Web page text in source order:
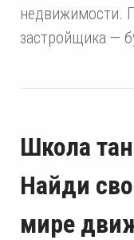
недвижимости.
застройщика —
Школа
Найди
мире